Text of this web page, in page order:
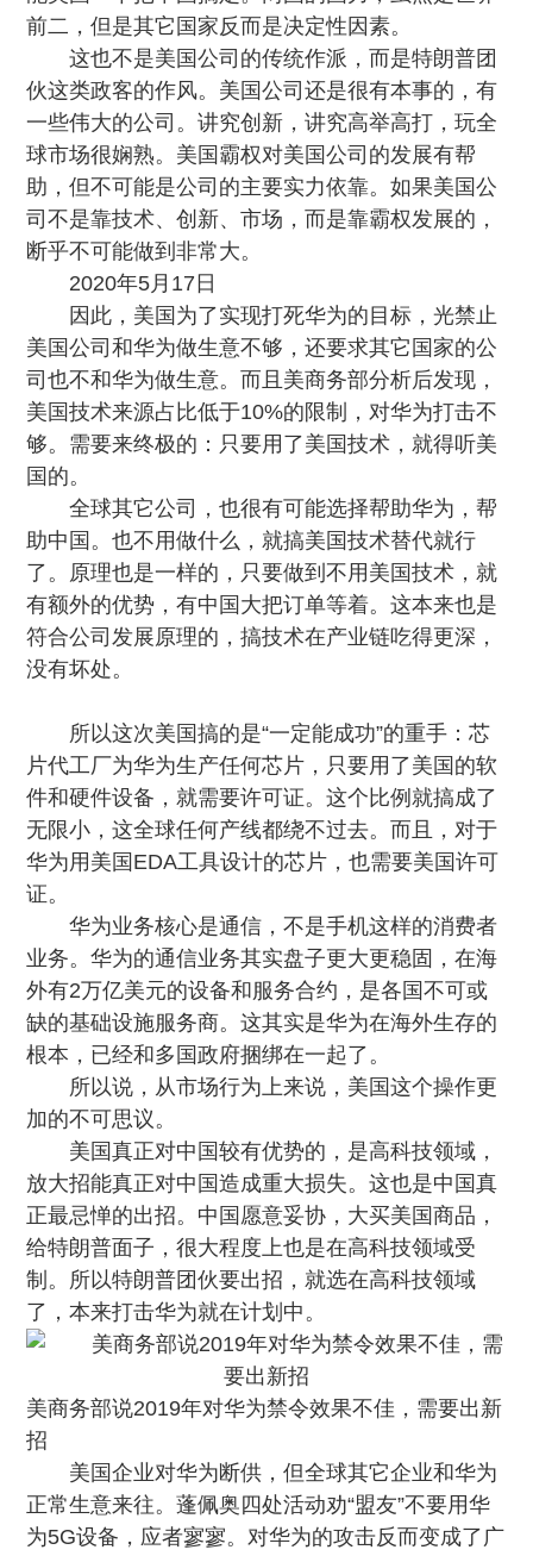
前二，但是其它国家反而是决定性因素。
这也不是美国公司的传统作派，而是特朗普团
伙这类政客的作风。美国公司还是很有本事的，有
一些伟大的公司。讲究创新，讲究高举高打，玩全
球市场很娴熟。美国霸权对美国公司的发展有帮
助，但不可能是公司的主要实力依靠。如果美国公
司不是靠技术、创新、市场，而是靠霸权发展的，
断乎不可能做到非常大。
2020年5月17日
因此，美国为了实现打死华为的目标，光禁止
美国公司和华为做生意不够，还要求其它国家的公
司也不和华为做生意。而且美商务部分析后发现，
美国技术来源占比低于10%的限制，对华为打击不
够。需要来终极的： 只要用了美国技术，就得听美
国的。
全球其它公司，也很有可能选择帮助华为，帮
助中国。也不用做什么，就搞美国技术替代就行
了。原理也是一样的，只要做到不用美国技术，就
有额外的优势，有中国大把订单等着。这本来也是
符合公司发展原理的，搞技术在产业链吃得更深，
没有坏处。
所以这次美国搞的是“一定能成功”的重手：芯
片代工厂为华为生产任何芯片，只要用了美国的软
件和硬件设备，就需要许可证。这个比例就搞成了
无限小，这全球任何产线都绕不过去。而且，对于
华为用美国EDA工具设计的芯片，也需要美国许可
证。
华为业务核心是通信，不是手机这样的消费者
业务。华为的通信业务其实盘子更大更稳固，在海
外有2万亿美元的设备和服务合约，是各国不可或
缺的基础设施服务商。这其实是华为在海外生存的
根本，已经和多国政府捆绑在一起了。
所以说，从市场行为上来说，美国这个操作更
加的不可思议。
美国真正对中国较有优势的，是高科技领域，
放大招能真正对中国造成重大损失。这也是中国真
正最忌惮的出招。 中国愿意妥协，大买美国商品，
给特朗普面子，很大程度上也是在高科技领域受
制 。所以特朗普团伙要出招，就选在高科技领域
了，本来打击华为就在计划中。
美商务部说2019年对华为禁令效果不佳，需要出新
招
美国企业对华为断供，但全球其它企业和华为
正常生意来往。蓬佩奥四处活动劝“盟友”不要用华
为5G设备，应者寥寥。对华为的攻击反而变成了广